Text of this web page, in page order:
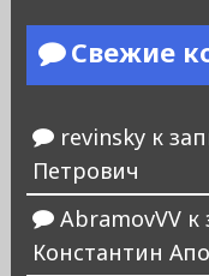
Свежие
revinskyк
Петрович
AbramovVVк
Константин